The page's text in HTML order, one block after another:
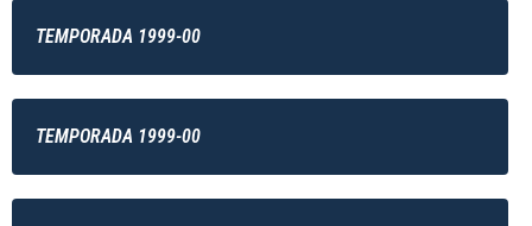
TEMPORADA 1999-00
TEMPORADA 1999-00